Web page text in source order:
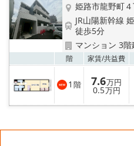
都市ガス&オール電化の部屋
ネット無料の部屋を探す
☆新築物件☆
☆インターネット無料物件☆
姫路市龍野町４
JR山陽新幹線
徒歩5分
マンション 3
階 家賃/共益費
1 階 7.6万円
0.5万円